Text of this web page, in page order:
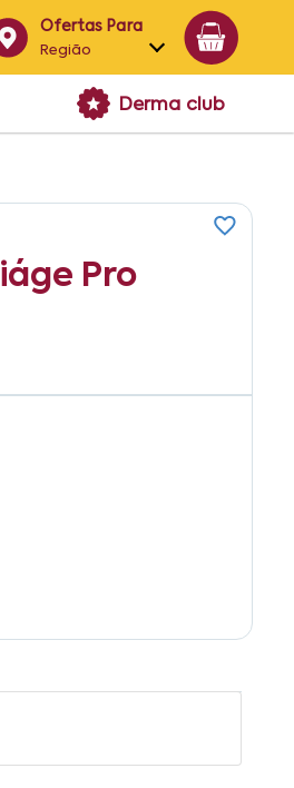
Ofertas Para
Região
Alagoas
Derma club
Pro